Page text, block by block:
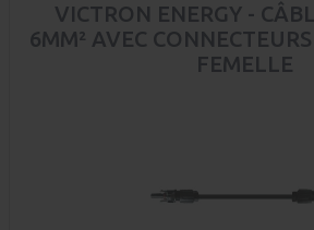
VICTRON ENERGY -
6MM² AVEC
FEMELLE